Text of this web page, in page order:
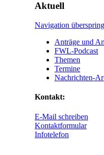
Aktuell
Navigation
Anträge und
FWL-Podcast
Themen
Termine
Nachrichten-
Kontakt:
E-Mail schreiben
Kontaktformular
Infotelefon